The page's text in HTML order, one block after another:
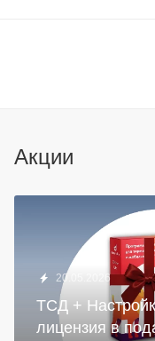
Акции
20.05.2026
ТСД +
лицензия в